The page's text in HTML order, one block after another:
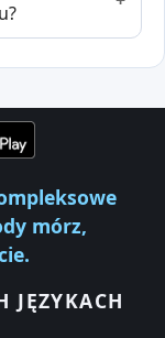
mórz,
JĘZYKACH